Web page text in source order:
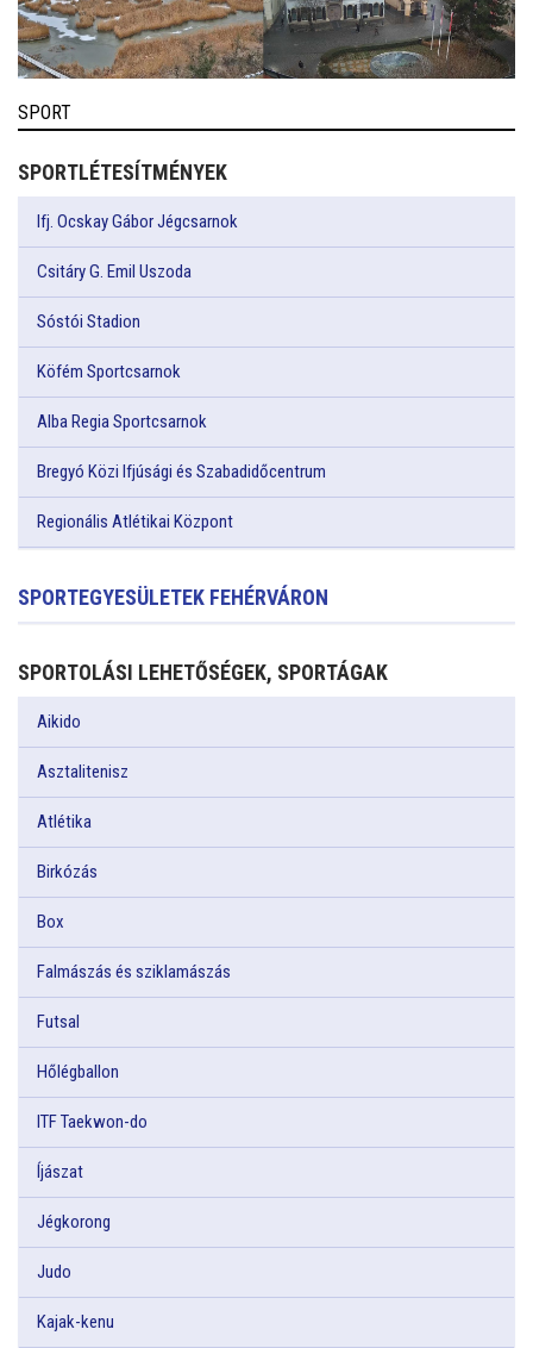
SPORT
SPORTLÉTESÍTMÉNYEK
Ifj. Ocskay Gábor Jégcsarnok
Csitáry G. Emil Uszoda
Sóstói Stadion
Köfém Sportcsarnok
Alba Regia Sportcsarnok
Bregyó Közi Ifjúsági és Szabadidőcentrum
Regionális Atlétikai Központ
SPORTEGYESÜLETEK FEHÉRVÁRON
SPORTOLÁSI LEHETŐSÉGEK, SPORTÁGAK
Aikido
Asztalitenisz
Atlétika
Birkózás
Box
Falmászás és sziklamászás
Futsal
Hőlégballon
ITF Taekwon-do
Íjászat
Jégkorong
Judo
Kajak-kenu